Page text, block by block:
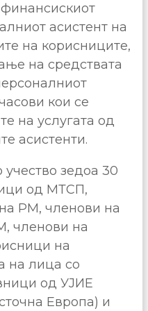
асистент на
на корисниците,
на средствата
кои се
на услугата од
асистенти.
учество зедоа 30
од МТСП,
РМ, членови на
членови на
на
на лица со
од УЈИЕ
Европа) и